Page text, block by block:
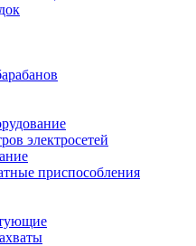
электросетей
приспособления